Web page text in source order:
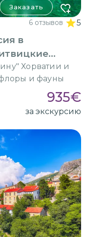
Заказать
6 отзывов 5
в
Хорватии и
и фауны
935€
за экскурсию